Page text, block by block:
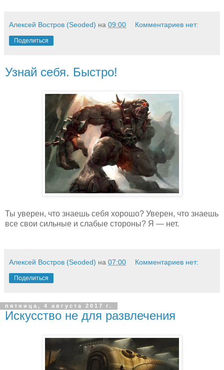
Алексей Востров (Seoded) на 09:00 Комментариев нет:
Поделиться
Узнай себя. Быстро!
Ты уверен, что знаешь себя хорошо? Уверен, что знаешь
все свои сильные и слабые стороны? Я — нет.
Алексей Востров (Seoded) на 07:00 Комментариев нет:
Поделиться
пятница, 4 августа 2017 г.
Искусство не для развлечения